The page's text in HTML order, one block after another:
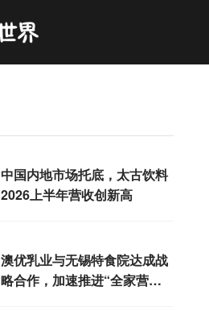
中国内地市场托底，太古饮料
2026上半年营收创新高
澳优乳业与无锡特食院达成战
略合作，加速推进“全家营